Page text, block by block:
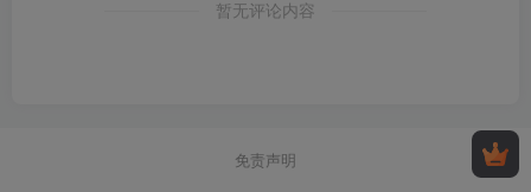
暂无评论内容
免责声明